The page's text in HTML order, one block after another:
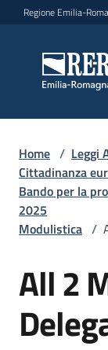
Vai al contenuto
Vai alla navigazione
Vai al footer
Regione Emilia-
Argomenti
Servizi
Home / Leggi
Cittadinanza
Bando per la
2025
Modulistica /
All 2